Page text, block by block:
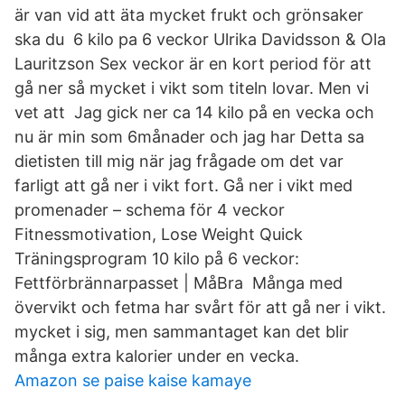
är van vid att äta mycket frukt och grönsaker
ska du 6 kilo pa 6 veckor Ulrika Davidsson & Ola
Lauritzson Sex veckor är en kort period för att
gå ner så mycket i vikt som titeln lovar. Men vi
vet att Jag gick ner ca 14 kilo på en vecka och
nu är min som 6månader och jag har Detta sa
dietisten till mig när jag frågade om det var
farligt att gå ner i vikt fort. Gå ner i vikt med
promenader – schema för 4 veckor
Fitnessmotivation, Lose Weight Quick
Träningsprogram 10 kilo på 6 veckor:
Fettförbrännarpasset | MåBra Många med
övervikt och fetma har svårt för att gå ner i vikt.
mycket i sig, men sammantaget kan det blir
många extra kalorier under en vecka.
Amazon se paise kaise kamaye